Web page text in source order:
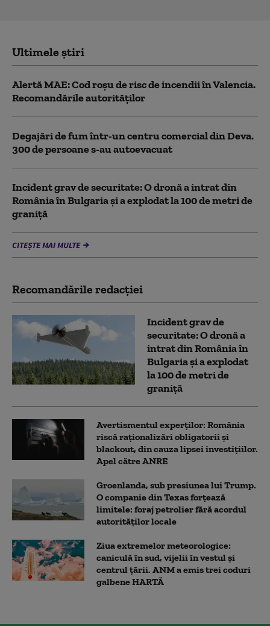
Ultimele știri
Alertă MAE: Cod roșu de risc de incendii în Valencia.
Recomandările autorităților
Degajări de fum într-un centru comercial din Deva.
300 de persoane s-au autoevacuat
Incident grav de securitate: O dronă a intrat din
România în Bulgaria şi a explodat la 100 de metri de
graniţă
CITEȘTE MAI MULTE
Recomandările redacţiei
Incident grav de
securitate: O dronă a
intrat din România în
Bulgaria şi a explodat
la 100 de metri de
graniţă
Avertismentul experților: România
riscă raționalizări obligatorii și
blackout, din cauza lipsei investițiilor.
Apel către ANRE
Groenlanda, sub presiunea lui Trump.
O companie din Texas forțează
limitele: foraj petrolier fără acordul
autorităților locale
Ziua extremelor meteorologice:
caniculă în sud, vijelii în vestul și
centrul țării. ANM a emis trei coduri
galbene HARTĂ